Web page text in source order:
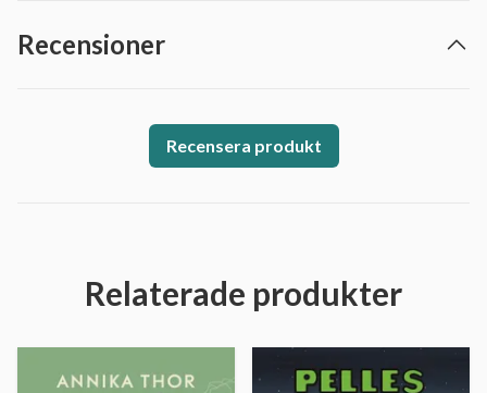
Recensioner
Recensera produkt
Relaterade produkter